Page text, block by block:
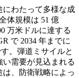
にわたって多様な成
体規模は 51 億
万米ドルに達する
で 2034 年までに
。弾道ミサイルと
需要が見込まれる
、防衛戦略によっ